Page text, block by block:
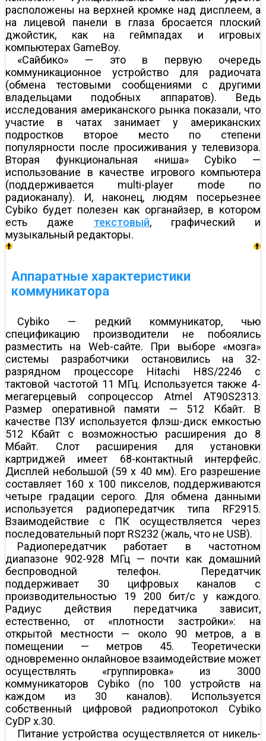
расположены на верхней кромке над дисплеем, а
на лицевой панели в глаза бросается плоский
джойстик, как на геймпадах и игровых
компьютерах GameBoy.
«Сайбико» — это в первую очередь
коммуникационное устройство для радиочата
(обмена тестовыми сообщениями с другими
владельцами подобных аппаратов). Ведь
исследования американского рынка показали, что
участие в чатах занимает у американских
подростков второе место по степени
популярности после просиживания у телевизора.
Вторая функциональная «ниша» Cybiko —
использование в качестве игрового компьютера
(поддерживается multi-player mode по
радиоканалу). И, наконец, людям посерьезнее
Cybiko будет полезен как органайзер, в котором
есть даже текстовый, графический и
музыкальный редакторы.
Аппаратные характеристики
коммуникатора
Cybiko — редкий коммуникатор, чью
спецификацию производители не побоялись
разместить на Web-сайте. При выборе «мозга»
системы разработчики остановились на 32-
разрядном процессоре Hitachi H8S/2246 с
тактовой частотой 11 МГц. Используется также 4-
мегагерцевый сопроцессор Atmel AT90S2313.
Размер оперативной памяти — 512 Кбайт. В
качестве ПЗУ используется флэш-диск емкостью
512 Кбайт с возможностью расширения до 8
Мбайт. Слот расширения для установки
картриджей имеет 68-контактный интерфейс.
Дисплей небольшой (59 x 40 мм). Его разрешение
составляет 160 x 100 пикселов, поддерживаются
четыре градации серого. Для обмена данными
используется радиопередатчик типа RF2915.
Взаимодействие с ПК осуществляется через
последовательный порт RS232 (жаль, что не USB).
Радиопередатчик работает в частотном
диапазоне 902-928 МГц — почти как домашний
беспроводной телефон. Передатчик
поддерживает 30 цифровых каналов с
производительностью 19 200 бит/с у каждого.
Радиус действия передатчика зависит,
естественно, от «плотности застройки»: на
открытой местности — около 90 метров, а в
помещении — метров 45. Теоретически
одновременно онлайновое взаимодействие может
осуществлять «группировка» из 3000
коммуникаторов Cybiko (по 100 устройств на
каждом из 30 каналов). Используется
собственный цифровой радиопротокол Cybiko
CyDP x.30.
Питание устройства осуществляется от никель-